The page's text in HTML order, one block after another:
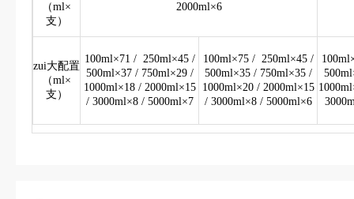
（ml×
支）
2000ml×6
zui大配置
（ml×
支）
100ml×71 / 250ml×45 /
500ml×37 / 750ml×29 /
1000ml×18 / 2000ml×15
/ 3000ml×8 / 5000ml×7
100ml×75 / 250ml×45 /
500ml×35 / 750ml×35 /
1000ml×20 / 2000ml×15
/ 3000ml×8 / 5000ml×6